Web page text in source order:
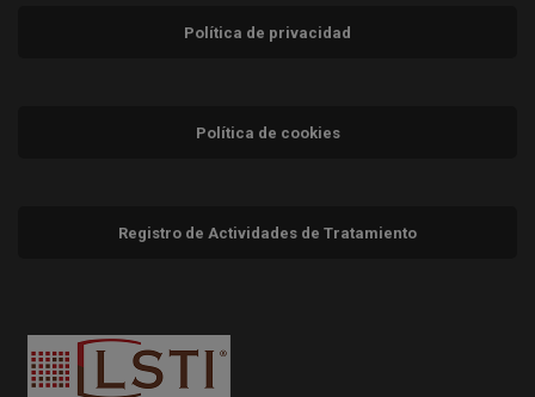
Política de privacidad
Política de cookies
Registro de Actividades de Tratamiento